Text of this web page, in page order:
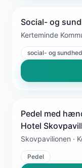
Social- og
Kerteminde
social- og
Pedel med
Hotel
Skovpavilionen ·
Pedel